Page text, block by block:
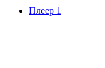
Плеер 1